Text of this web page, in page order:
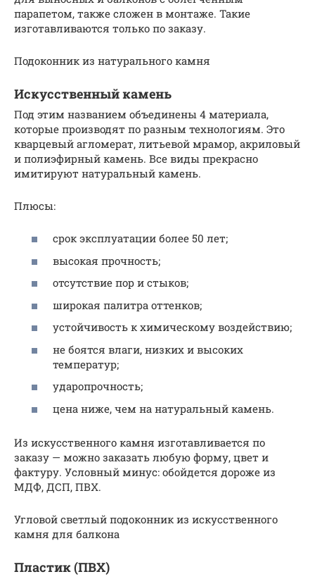
парапетом, также сложен в монтаже. Такие
изготавливаются только по заказу.
Подоконник из натурального камня
Искусственный камень
Под этим названием объединены 4 материала,
которые производят по разным технологиям. Это
кварцевый агломерат, литьевой мрамор, акриловый
и полиэфирный камень. Все виды прекрасно
имитируют натуральный камень.
Плюсы:
срок эксплуатации более 50 лет;
высокая прочность;
отсутствие пор и стыков;
широкая палитра оттенков;
устойчивость к химическому воздействию;
не боятся влаги, низких и высоких
температур;
ударопрочность;
цена ниже, чем на натуральный камень.
Из искусственного камня изготавливается по
заказу — можно заказать любую форму, цвет и
фактуру. Условный минус: обойдется дороже из
МДФ, ДСП, ПВХ.
Угловой светлый подоконник из искусственного
камня для балкона
Пластик (ПВХ)